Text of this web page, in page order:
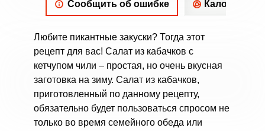
Сообщить об ошибке
Любите пикантные закуски? Тогда этот
рецепт для вас! Салат из кабачков с
кетчупом чили – простая, но очень вкусная
заготовка на зиму. Салат из кабачков,
приготовленный по данному рецепту,
обязательно будет пользоваться спросом не
только во время семейного обеда или